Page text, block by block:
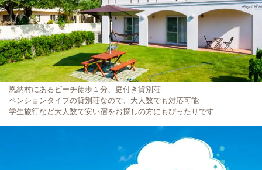
恩納村にあるビーチ徒歩１分、庭付き貸別荘
ペンションタイプの貸別荘なので、大人数でも対応可能
学生旅行など大人数で安い宿をお探しの方にもぴったりです